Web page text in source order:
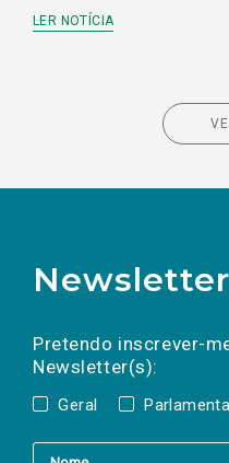
LER NOTÍCIA
Newsletter
Pretendo inscrever-
Newsletter(s):
Geral
a(s) newsletter(s).
mail